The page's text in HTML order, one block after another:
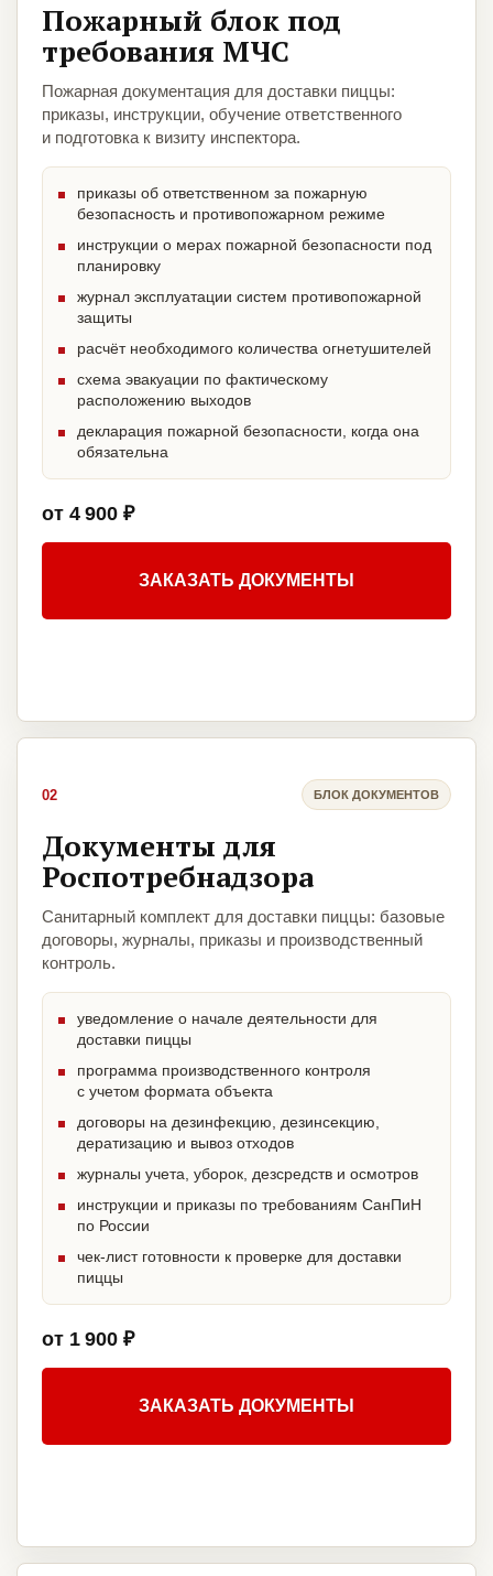
Пожарный блок под
требования МЧС
Пожарная документация для доставки пиццы:
приказы, инструкции, обучение ответственного
и подготовка к визиту инспектора.
приказы об ответственном за пожарную
безопасность и противопожарном режиме
инструкции о мерах пожарной безопасности под
планировку
журнал эксплуатации систем противопожарной
защиты
расчёт необходимого количества огнетушителей
схема эвакуации по фактическому
расположению выходов
декларация пожарной безопасности, когда она
обязательна
от 4 900 ₽
ЗАКАЗАТЬ ДОКУМЕНТЫ
02 БЛОК ДОКУМЕНТОВ
Документы для
Роспотребнадзора
Санитарный комплект для доставки пиццы: базовые
договоры, журналы, приказы и производственный
контроль.
уведомление о начале деятельности для
доставки пиццы
программа производственного контроля
с учетом формата объекта
договоры на дезинфекцию, дезинсекцию,
дератизацию и вывоз отходов
журналы учета, уборок, дезсредств и осмотров
инструкции и приказы по требованиям СанПиН
по России
чек-лист готовности к проверке для доставки
пиццы
от 1 900 ₽
ЗАКАЗАТЬ ДОКУМЕНТЫ